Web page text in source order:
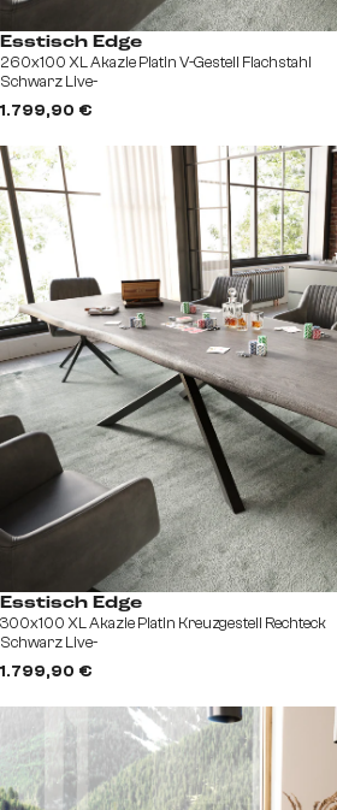
Esstisch Edge
260x100 XL Akazie Platin V-Gestell Flachstahl
Schwarz Live-
1.799,90 €
Esstisch Edge
300x100 XL Akazie Platin Kreuzgestell Rechteck
Schwarz Live-
1.799,90 €